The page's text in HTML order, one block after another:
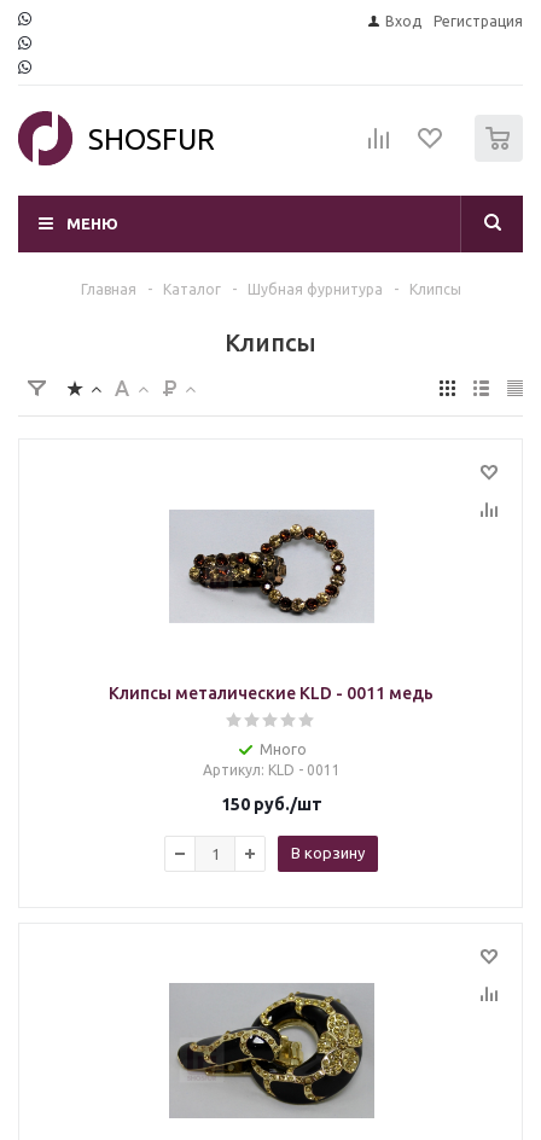
Вход Регистрация
SHOSFUR
МЕНЮ
Главная - Каталог - Шубная фурнитура - Клипсы
Клипсы
Клипсы металические KLD - 0011 медь
Много
Артикул: KLD - 0011
150руб./шт
В корзину